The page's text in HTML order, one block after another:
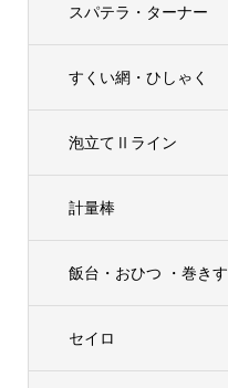
スパテラ・ターナー
すくい網・ひしゃく
泡立てⅡライン
計量棒
飯台・おひつ ・巻きす
セイロ